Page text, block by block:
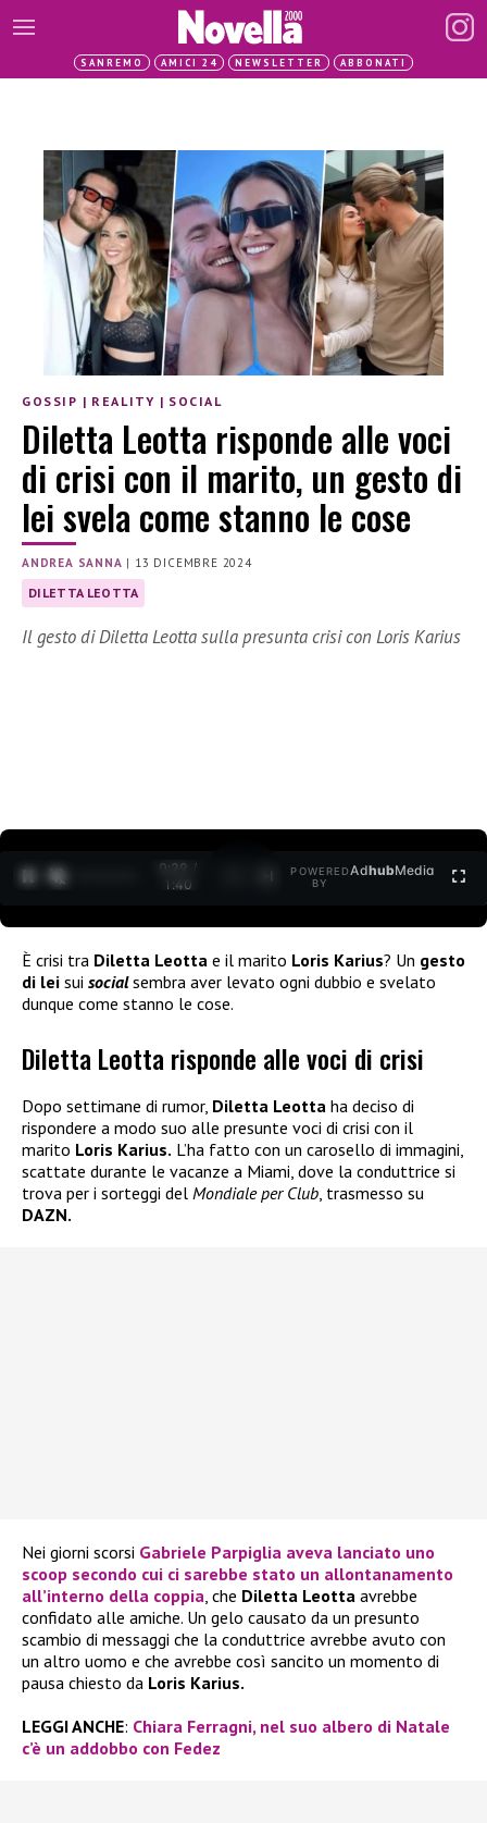
SANREMO AMICI 24 NEWSLETTER ABBONATI
GOSSIP | REALITY | SOCIAL
Diletta Leotta risponde alle voci
di crisi con il marito, un gesto di
lei svela come stanno le cose
ANDREA SANNA | 13 DICEMBRE 2024
DILETTA LEOTTA
Il gesto di Diletta Leotta sulla presunta crisi con Loris Karius
0:30 /
1:40
POWERED
BY
AdhubMedia
È crisi tra Diletta Leotta e il marito Loris Karius? Un gesto
di lei sui socialsembra aver levato ogni dubbio e svelato
dunque come stanno le cose.
Diletta Leotta risponde alle voci di crisi
Dopo settimane di rumor, Diletta Leotta ha deciso di
rispondere a modo suo alle presunte voci di crisi con il
marito Loris Karius. L’ha fatto con un carosello di immagini,
scattate durante le vacanze a Miami, dove la conduttrice si
trova per i sorteggi del Mondiale per Club, trasmesso su
DAZN.
Nei giorni scorsi Gabriele Parpiglia aveva lanciato uno
scoop secondo cui ci sarebbe stato un allontanamento
all’interno della coppia, che Diletta Leotta avrebbe
confidato alle amiche. Un gelo causato da un presunto
scambio di messaggi che la conduttrice avrebbe avuto con
un altro uomo e che avrebbe così sancito un momento di
pausa chiesto da Loris Karius.
LEGGI ANCHE: Chiara Ferragni, nel suo albero di Natale
c’è un addobbo con Fedez